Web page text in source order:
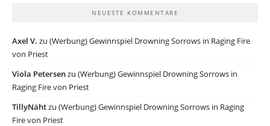
NEUESTE KOMMENTARE
Axel V. zu (Werbung) Gewinnspiel Drowning Sorrows in Raging Fire
von Priest
Viola Petersenzu (Werbung) Gewinnspiel Drowning Sorrows in
Raging Fire von Priest
TillyNähtzu (Werbung) Gewinnspiel Drowning Sorrows in Raging
Fire von Priest